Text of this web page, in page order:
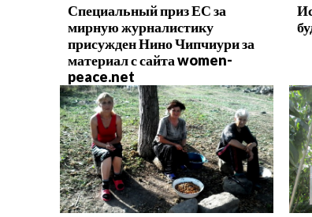
Специальный приз ЕС за
мирную журналистику
присужден Нино Чипчиури за
материал с сайта women-
peace.net